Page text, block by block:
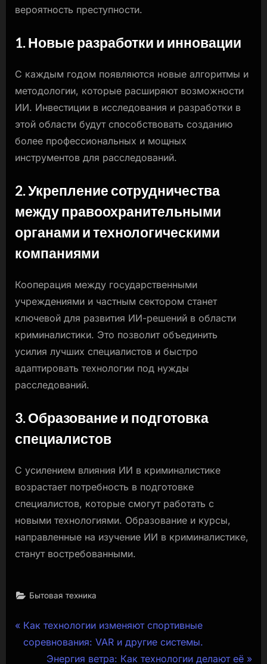
вероятность преступности.
1. Новые разработки и инновации
С каждым годом появляются новые алгоритмы и
методологии, которые расширяют возможности
ИИ. Инвестиции в исследования и разработки в
этой области будут способствовать созданию
более профессиональных и мощных
инструментов для расследований.
2. Укрепление сотрудничества
между правоохранительными
органами и технологическими
компаниями
Кооперация между государственными
учреждениями и частным сектором станет
ключевой для развития ИИ-решений в области
криминалистики. Это позволит объединить
усилия лучших специалистов и быстро
адаптировать технологии под нужды
расследований.
3. Образование и подготовка
специалистов
С усилением влияния ИИ в криминалистике
возрастает потребность в подготовке
специалистов, которые смогут работать с
новыми технологиями. Образование и курсы,
направленные на изучение ИИ в криминалистике,
станут востребованными.
Бытовая техника
Навигация
P
r
Как технологии изменяют спортивные
соревнования: VAR и другие системы.
N
Энергия ветра: Как технологии делают её